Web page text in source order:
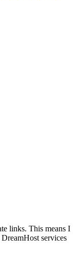
links. This means I
services